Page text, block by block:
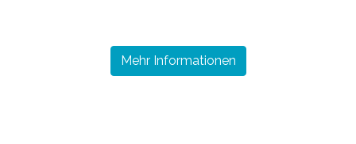
Mehr Informationen